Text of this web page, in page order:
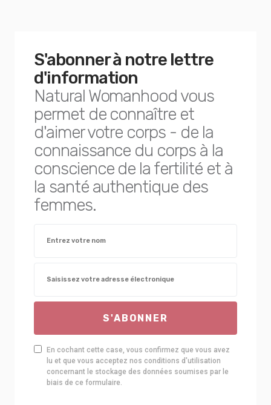
S'abonner à notre lettre
d'information
Natural Womanhood vous
permet de connaître et
d'aimer votre corps - de la
connaissance du corps à la
conscience de la fertilité et à
la santé authentique des
femmes.
S'ABONNER
En cochant cette case, vous confirmez que vous avez
lu et que vous acceptez nos conditions d'utilisation
concernant le stockage des données soumises par le
biais de ce formulaire.